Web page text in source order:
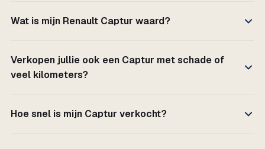
Wat is mijn Renault Captur waard?
Verkopen jullie ook een Captur met schade of
veel kilometers?
Hoe snel is mijn Captur verkocht?